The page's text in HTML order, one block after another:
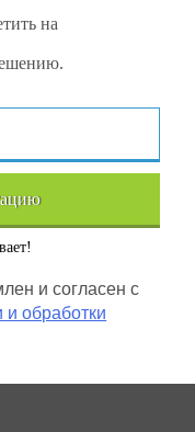
на
и согласен с
и обработки